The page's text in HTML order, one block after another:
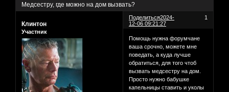
Медсестру, где можно на дом вызвать?
Поделиться 1
2024-
12-06 09:21:27
Клинтон
Участник
Помощь нужна форумчане
ваша срочно, можете мне
поведать, а куда лучше
обратиться, для того чтоб
вызвать медсестру на дом.
Просто нужно бабушке
капельницы ставить и уколы